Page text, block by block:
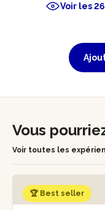
Voir les
Vous
Voir toutes les
🏆 Best seller